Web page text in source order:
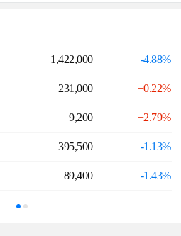
1,422,000 -4.88%
231,000 +0.22%
9,200 +2.79%
395,500 -1.13%
89,400 -1.43%